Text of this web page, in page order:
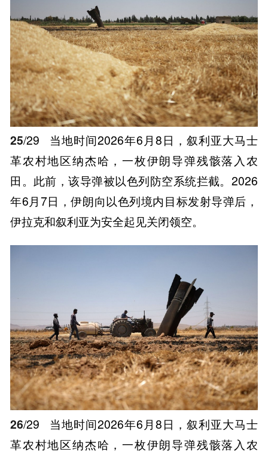
25/29
当地时间2026年6月8日，叙利亚大马士
革农村地区纳杰哈，一枚伊朗导弹残骸落入农
田。此前，该导弹被以色列防空系统拦截。2026
年6月7日，伊朗向以色列境内目标发射导弹后，
伊拉克和叙利亚为安全起见关闭领空。
26/29
当地时间2026年6月8日，叙利亚大马士
革农村地区纳杰哈，一枚伊朗导弹残骸落入农